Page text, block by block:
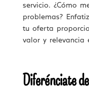
servicio. ¿Cómo
problemas?
tu oferta
valor y relevancia
Diferénciate